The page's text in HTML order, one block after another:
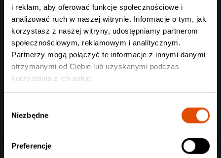
i reklam, aby oferować funkcje społecznościowe i
analizować ruch w naszej witrynie. Informacje o tym, jak
korzystasz z naszej witryny, udostępniamy partnerom
społecznościowym, reklamowym i analitycznym.
Partnerzy mogą połączyć te informacje z innymi danymi
otrzymanymi od Ciebie lub uzyskanymi podczas
korzystania z ich usług.
zgody
Niezbędne
Preferencje